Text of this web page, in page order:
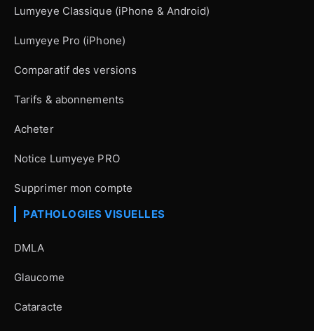
Lumyeye Classique (iPhone & Android)
Lumyeye Pro (iPhone)
Comparatif des versions
Tarifs & abonnements
Acheter
Notice Lumyeye PRO
Supprimer mon compte
PATHOLOGIES VISUELLES
DMLA
Glaucome
Cataracte